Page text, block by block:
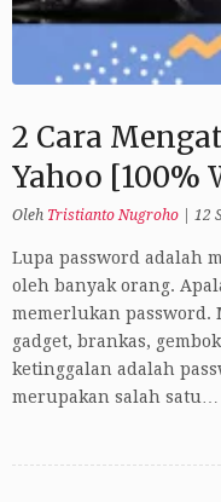
2 Cara
Yahoo [100%
Oleh Tristianto Nugroho 12
Lupa password adalah
oleh banyak orang.
memerlukan password.
gadget, brankas,
ketinggalan adalah
merupakan salah satu…